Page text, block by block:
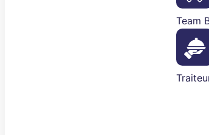
Team